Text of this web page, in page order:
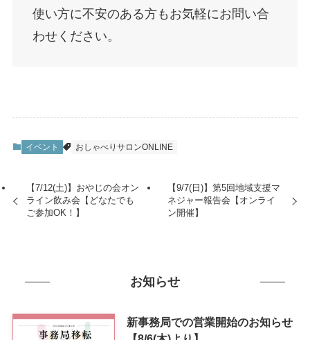
使い方に不安のある方もお気軽にお問い合
わせください。
イベント おしゃべりサロンONLINE
【7/12(土)】おやじの会オン
ライン飲み会【どなたでも
ご参加OK！】
【9/7(日)】第5回地域支援マ
ネジャー報告会【オンライ
ン開催】
お知らせ
新事務局での営業開始のお知らせ